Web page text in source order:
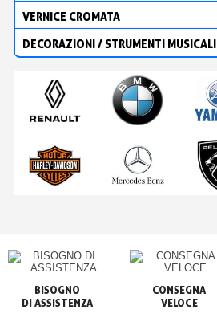
VERNICE CROMATA
DECORAZIONI / STRUMENTI MUSICALI
BISOGNO
CONSEGNA
VELOCE